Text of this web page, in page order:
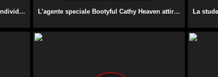
Stracy Stone, troia da ufficio pazza, condivide il cazzo del suo collega con un’altra troia. L’agente speciale Bootyful Cathy Heaven attira il suo collega per il sesso in ufficio.